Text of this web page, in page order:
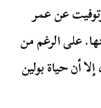
وتوفيت عن عمر
على الرغم من
أن حياة بولين